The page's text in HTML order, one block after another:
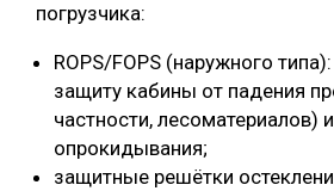
погрузчика:
ROPS/FOPS (наружного
защиту кабины от падения
частности, лесоматериалов)
опрокидывания;
защитные решётки